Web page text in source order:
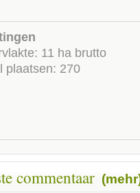
11 ha brutto
plaatsen: 270
commentaar